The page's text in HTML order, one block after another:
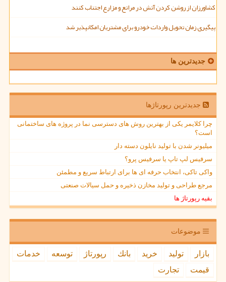
کشاورزان از روشن کردن آتش در مراتع و مزارع اجتناب کنند
پیگیری زمان تحویل واردات خودرو برای مشتریان امکانپذیر شد
جدیدترین ها
جدیدترین رپورتاژها
چرا کلایمر یکی از بهترین روش های دسترسی نما در پروژه های ساختمانی
است؟
میلیونر شدن با تولید نایلون دسته دار
سرفیس لپ تاپ یا سرفیس پرو؟
واکی تاکی، انتخاب حرفه ای ها برای ارتباط سریع و مطمئن
مرجع طراحی و تولید مخازن ذخیره و حمل سیالات صنعتی
بقیه رپورتاژ ها
موضوعات
بازار تولید خرید بانك رپورتاژ توسعه
خدمات
قیمت
تجارت